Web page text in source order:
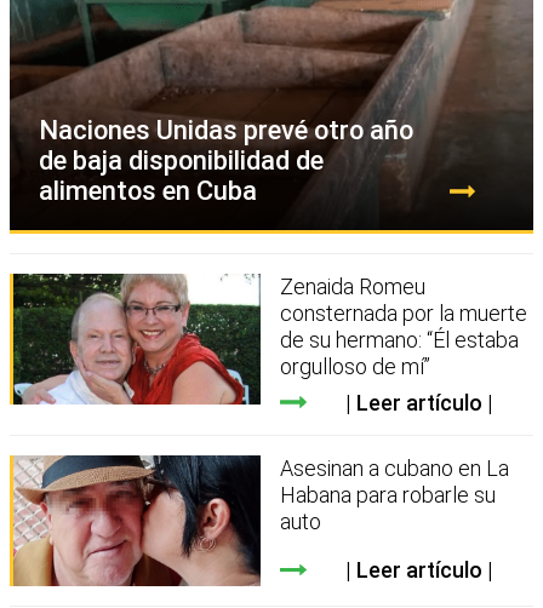
Naciones Unidas prevé otro año
de baja disponibilidad de
alimentos en Cuba
Zenaida Romeu
consternada por la muerte
de su hermano: “Él estaba
orgulloso de mí”
Leer artículo
Asesinan a cubano en La
Habana para robarle su
auto
Leer artículo